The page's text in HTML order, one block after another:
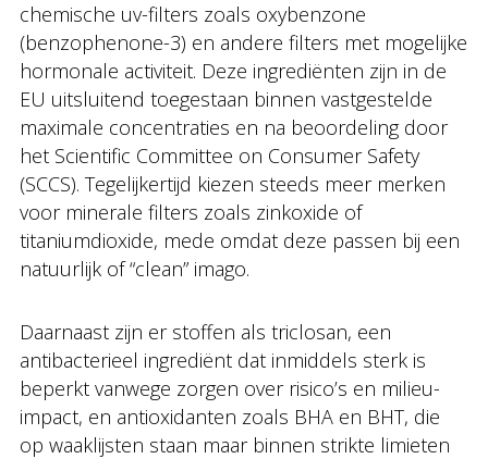
chemische uv-filters zoals oxybenzone
(benzophenone-3) en andere filters met mogelijke
hormonale activiteit. Deze ingrediënten zijn in de
EU uitsluitend toegestaan binnen vastgestelde
maximale concentraties en na beoordeling door
het Scientific Committee on Consumer Safety
(SCCS). Tegelijkertijd kiezen steeds meer merken
voor minerale filters zoals zinkoxide of
titaniumdioxide, mede omdat deze passen bij een
natuurlijk of “clean” imago.
Daarnaast zijn er stoffen als triclosan, een
antibacterieel ingrediënt dat inmiddels sterk is
beperkt vanwege zorgen over risico’s en milieu-
impact, en antioxidanten zoals BHA en BHT, die
op waaklijsten staan maar binnen strikte limieten